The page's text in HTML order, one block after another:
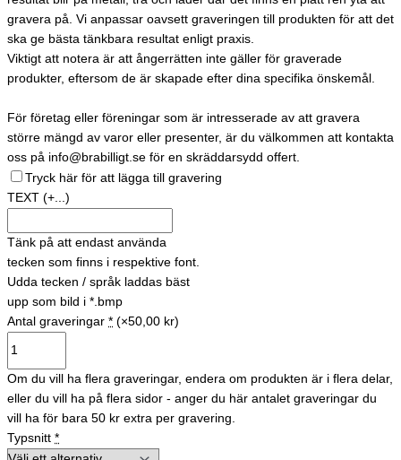
gravera på. Vi anpassar oavsett graveringen till produkten för att det
ska ge bästa tänkbara resultat enligt praxis.
Viktigt att notera är att ångerrätten inte gäller för graverade
produkter, eftersom de är skapade efter dina specifika önskemål.
För företag eller föreningar som är intresserade av att gravera
större mängd av varor eller presenter, är du välkommen att kontakta
oss på info@brabilligt.se för en skräddarsydd offert.
Tryck här för att lägga till gravering
TEXT (+...)
Tänk på att endast använda
tecken som finns i respektive font.
Udda tecken / språk laddas bäst
upp som bild i *.bmp
Antal graveringar * (×50,00 kr)
Om du vill ha flera graveringar, endera om produkten är i flera delar,
eller du vill ha på flera sidor - anger du här antalet graveringar du
vill ha för bara 50 kr extra per gravering.
Typsnitt *